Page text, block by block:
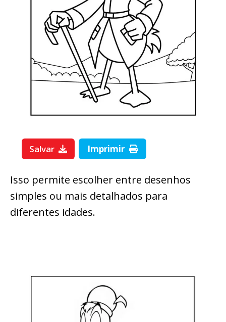
Salvar Imprimir
Isso permite escolher entre desenhos
simples ou mais detalhados para
diferentes idades.